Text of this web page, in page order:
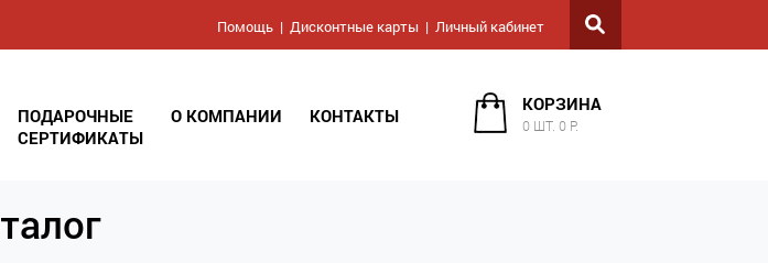
Помощь Дисконтные карты Личный кабинет
ПОДАРОЧНЫЕ
СЕРТИФИКАТЫ
О КОМПАНИИ КОНТАКТЫ
КОРЗИНА
0 ШТ. 0 Р.